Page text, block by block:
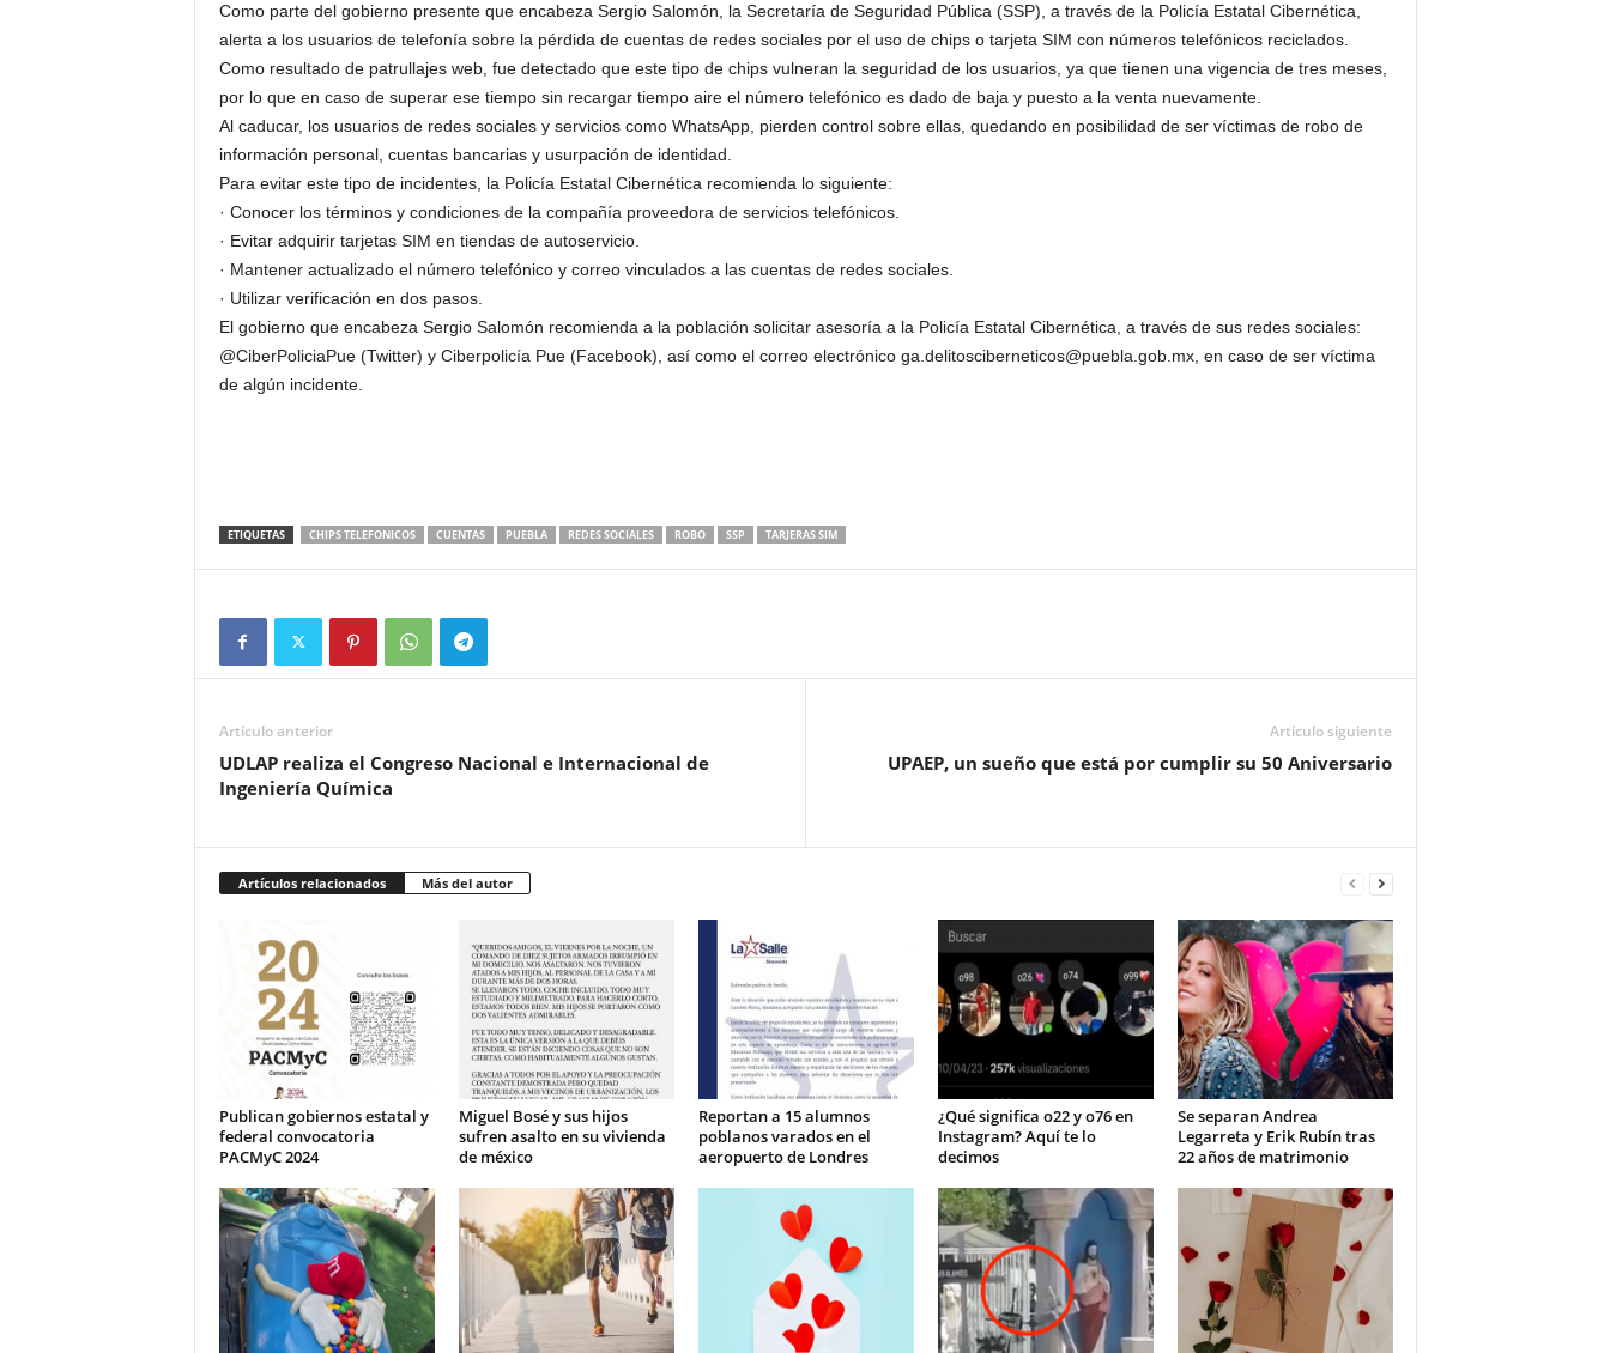
Como parte del gobierno presente que encabeza Sergio Salomón, la Secretaría de Seguridad Pública (SSP), a través de la Policía Estatal Cibernética,
alerta a los usuarios de telefonía sobre la pérdida de cuentas de redes sociales por el uso de chips o tarjeta SIM con números telefónicos reciclados.
Como resultado de patrullajes web, fue detectado que este tipo de chips vulneran la seguridad de los usuarios, ya que tienen una vigencia de tres meses,
por lo que en caso de superar ese tiempo sin recargar tiempo aire el número telefónico es dado de baja y puesto a la venta nuevamente.
Al caducar, los usuarios de redes sociales y servicios como WhatsApp, pierden control sobre ellas, quedando en posibilidad de ser víctimas de robo de
información personal, cuentas bancarias y usurpación de identidad.
Para evitar este tipo de incidentes, la Policía Estatal Cibernética recomienda lo siguiente:
· Conocer los términos y condiciones de la compañía proveedora de servicios telefónicos.
· Evitar adquirir tarjetas SIM en tiendas de autoservicio.
· Mantener actualizado el número telefónico y correo vinculados a las cuentas de redes sociales.
· Utilizar verificación en dos pasos.
El gobierno que encabeza Sergio Salomón recomienda a la población solicitar asesoría a la Policía Estatal Cibernética, a través de sus redes sociales:
@CiberPoliciaPue (Twitter) y Ciberpolicía Pue (Facebook), así como el correo electrónico ga.delitosciberneticos@puebla.gob.mx, en caso de ser víctima
de algún incidente.
ETIQUETAS CHIPS TELEFONICOS CUENTAS PUEBLA REDES SOCIALES ROBO SSP TARJERAS SIM
Artículo anterior
UDLAP realiza el Congreso Nacional e Internacional de
Ingeniería Química
Artículo siguiente
UPAEP, un sueño que está por cumplir su 50 Aniversario
Artículos relacionados Más del autor
Publican gobiernos estatal y
federal convocatoria
PACMyC 2024
Miguel Bosé y sus hijos
sufren asalto en su vivienda
de méxico
Reportan a 15 alumnos
poblanos varados en el
aeropuerto de Londres
¿Qué significa o22 y o76 en
Instagram? Aquí te lo
decimos
Se separan Andrea
Legarreta y Erik Rubín tras
22 años de matrimonio